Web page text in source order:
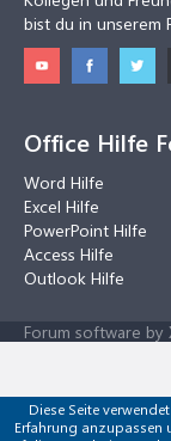
bist du in unserem
Office Hilfe
Word Hilfe
Excel Hilfe
PowerPoint Hilfe
Access Hilfe
Outlook Hilfe
Forum software by
Diese Seite
Erfahrung anzupassen